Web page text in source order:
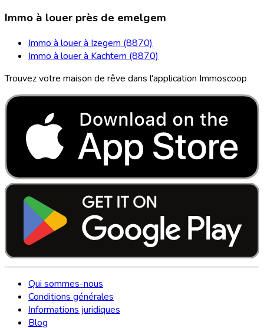
Immo à louer près de emelgem
Immo à louer à Izegem (8870)
Immo à louer à Kachtem (8870)
Trouvez votre maison de rêve dans l'application Immoscoop
Qui sommes-nous
Conditions générales
Informations juridiques
Blog